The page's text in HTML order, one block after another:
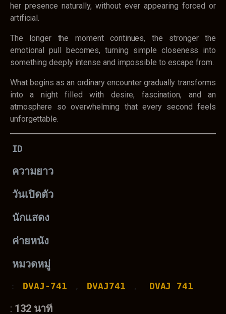
her presence naturally, without ever appearing forced or
artificial.
The longer the moment continues, the stronger the
emotional pull becomes, turning simple closeness into
something deeply intense and impossible to escape from.
What begins as an ordinary encounter gradually transforms
into a night filled with desire, fascination, and an
atmosphere so overwhelming that every second feels
unforgettable.
ID
ความยาว
วันเปิดตัว
นักแสดง
ค่ายหนัง
หมวดหมู่
: DVAJ-741 , DVAJ741 , DVAJ 741
: 132 นาท